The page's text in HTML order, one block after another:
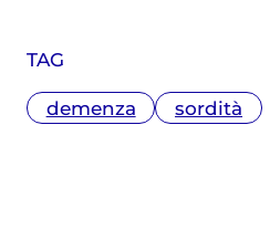
TAG
demenza sordità